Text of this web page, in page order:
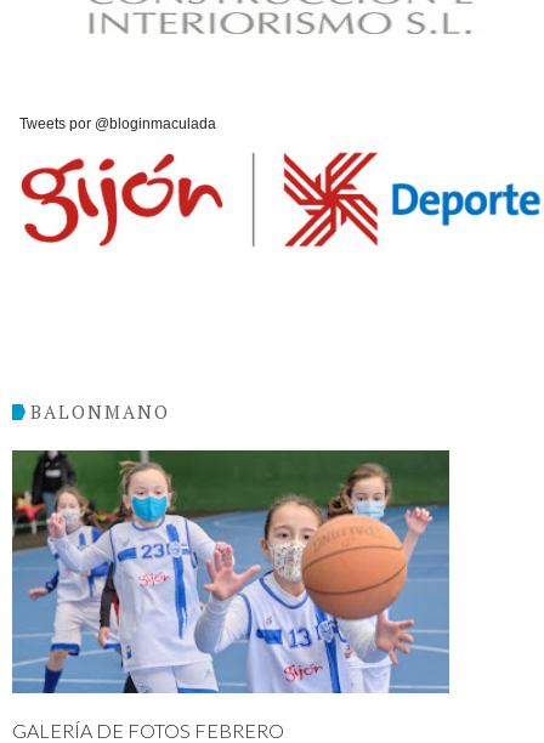
Tweets por @bloginmaculada
BALONMANO
GALERÍA DE FOTOS FEBRERO